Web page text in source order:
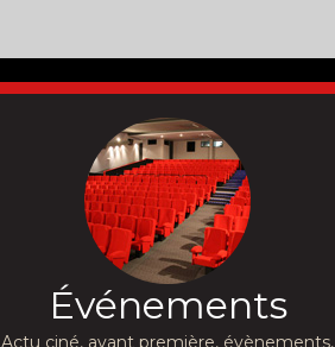
Événements
Actu ciné, avant première, évènements,